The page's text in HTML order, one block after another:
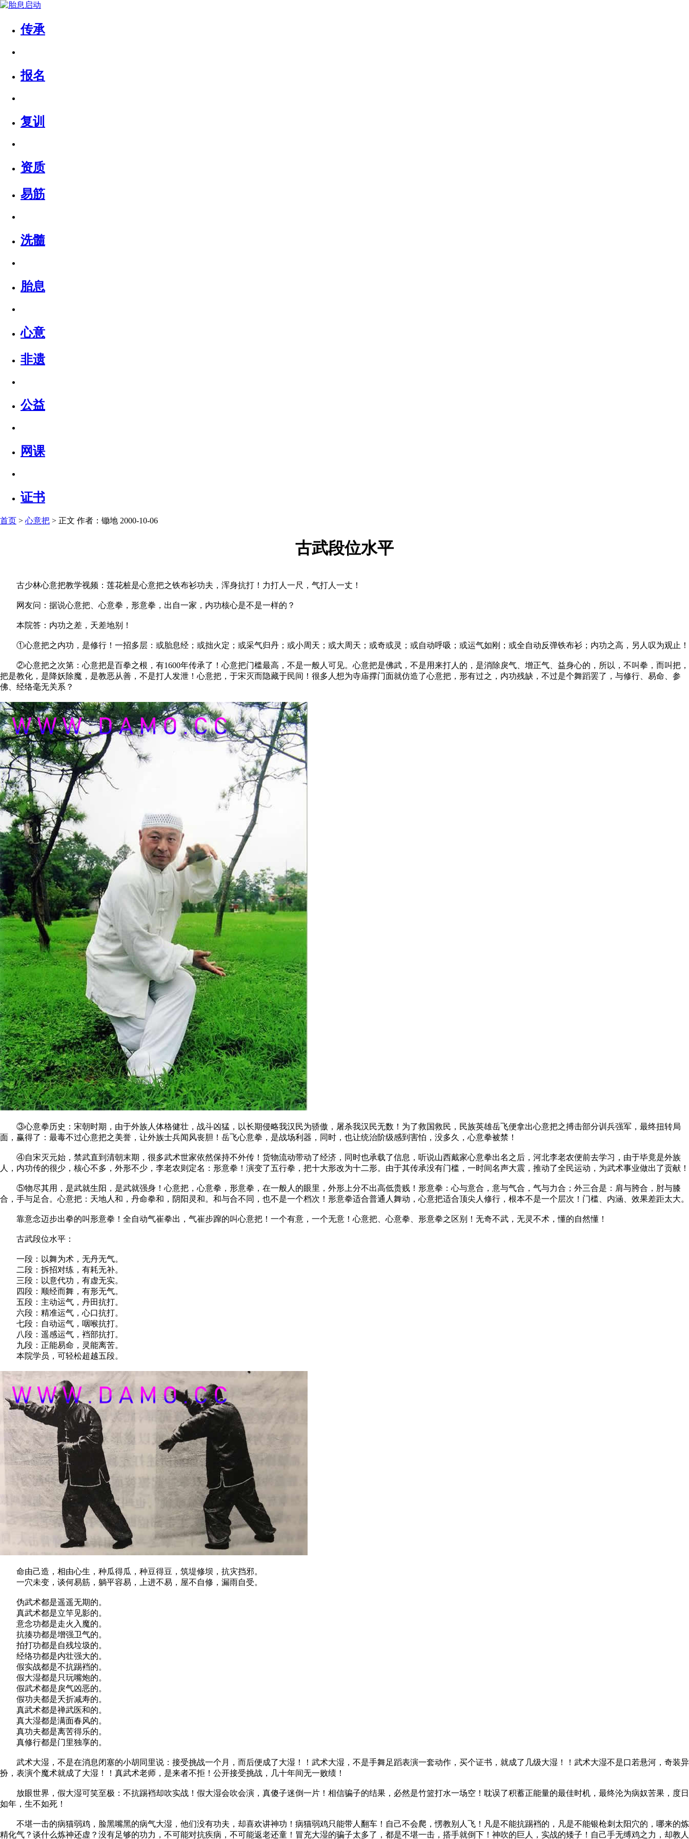
传承
报名
复训
资质
易筋
洗髓
胎息
心意
非遗
公益
网课
证书
首页 > 心意把 > 正文 作者：锄地 2000-10-06
古武段位水平
古少林心意把教学视频：莲花桩是心意把之铁布衫功夫，浑身抗打！力打人一尺，气打人一丈！
网友问：据说心意把、心意拳，形意拳，出自一家，内功核心是不是一样的？
本院答：内功之差，天差地别！
①心意把之内功，是修行！一招多层：或胎息经；或拙火定；或采气归丹；或小周天；或大周天；或奇或灵；或自动呼吸；或运气如刚；或全自动反弹铁布衫；内功之高，另人叹为观止！
②心意把之次第：心意把是百拳之根，有1600年传承了！心意把门槛最高，不是一般人可见。心意把是佛武，不是用来打人的，是消除戾气、增正气、益身心的，所以，不叫拳，而叫把，
把是教化，是降妖除魔，是教恶从善，不是打人发泄！心意把，于宋灭而隐藏于民间！很多人想为寺庙撑门面就仿造了心意把，形有过之，内功残缺，不过是个舞蹈罢了，与修行、易命、参
佛、经络毫无关系？
③心意拳历史：宋朝时期，由于外族人体格健壮，战斗凶猛，以长期侵略我汉民为骄傲，屠杀我汉民无数！为了救国救民，民族英雄岳飞便拿出心意把之搏击部分训兵强军，最终扭转局
面，赢得了：最毒不过心意把之美誉，让外族士兵闻风丧胆！岳飞心意拳，是战场利器，同时，也让统治阶级感到害怕，没多久，心意拳被禁！
④自宋灭元始，禁武直到清朝末期，很多武术世家依然保持不外传！货物流动带动了经济，同时也承载了信息，听说山西戴家心意拳出名之后，河北李老农便前去学习，由于毕竟是外族
人，内功传的很少，核心不多，外形不少，李老农则定名：形意拳！演变了五行拳，把十大形改为十二形。由于其传承没有门槛，一时间名声大震，推动了全民运动，为武术事业做出了贡献！
⑤物尽其用，是武就生阳，是武就强身！心意把，心意拳，形意拳，在一般人的眼里，外形上分不出高低贵贱！形意拳：心与意合，意与气合，气与力合；外三合是：肩与胯合，肘与膝
合，手与足合。心意把：天地人和，丹命拳和，阴阳灵和。和与合不同，也不是一个档次！形意拳适合普通人舞动，心意把适合顶尖人修行，根本不是一个层次！门槛、内涵、效果差距太大。
靠意念迈步出拳的叫形意拳！全自动气崔拳出，气崔步蹿的叫心意把！一个有意，一个无意！心意把、心意拳、形意拳之区别！无奇不武，无灵不术，懂的自然懂！
古武段位水平：
一段：以舞为术，无丹无气。
二段：拆招对练，有耗无补。
三段：以意代功，有虚无实。
四段：顺经而舞，有形无气。
五段：主动运气，丹田抗打。
六段：精准运气，心口抗打。
七段：自动运气，咽喉抗打。
八段：遥感运气，裆部抗打。
九段：正能易命，灵能离苦。
本院学员，可轻松超越五段。
命由己造，相由心生，种瓜得瓜，种豆得豆，筑堤修坝，抗灾挡邪。
一穴未变，谈何易筋，躺平容易，上进不易，屋不自修，漏雨自受。
伪武术都是遥遥无期的。
真武术都是立竿见影的。
意念功都是走火入魔的。
抗揍功都是增强卫气的。
拍打功都是自残垃圾的。
经络功都是内壮强大的。
假实战都是不抗踢裆的。
假大湿都是只玩嘴炮的。
假武术都是戾气凶恶的。
假功夫都是夭折减寿的。
真武术都是禅武医和的。
真大湿都是满面春风的。
真功夫都是离苦得乐的。
真修行都是门里独享的。
武术大湿，不是在消息闭塞的小胡同里说：接受挑战一个月，而后便成了大湿！！武术大湿，不是手舞足蹈表演一套动作，买个证书，就成了几级大湿！！武术大湿不是口若悬河，奇装异
扮，表演个魔术就成了大湿！！真武术老师，是来者不拒！公开接受挑战，几十年间无一败绩！
放眼世界，假大湿可笑至极：不抗踢裆却吹实战！假大湿会吹会演，真傻子迷倒一片！相信骗子的结果，必然是竹篮打水一场空！耽误了积蓄正能量的最佳时机，最终沦为病奴苦果，度日
如年，生不如死！
不堪一击的病猫弱鸡，脸黑嘴黑的病气大湿，他们没有功夫，却喜欢讲神功！病猫弱鸡只能带人翻车！自己不会爬，愣教别人飞！凡是不能抗踢裆的，凡是不能银枪刺太阳穴的，哪来的炼
精化气？谈什么炼神还虚？没有足够的功力，不可能对抗疾病，不可能返老还童！冒充大湿的骗子太多了，都是不堪一击，搭手就倒下！神吹的巨人，实战的矮子！自己手无缚鸡之力，却教人